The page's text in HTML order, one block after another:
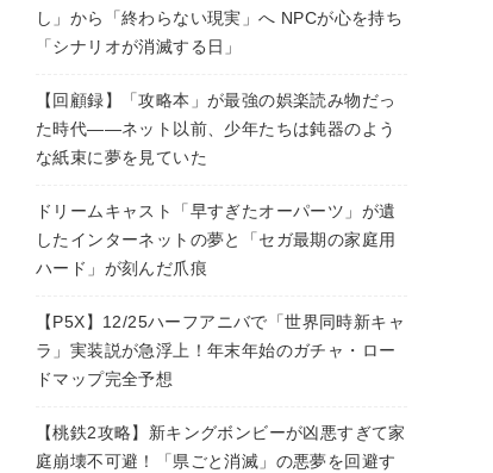
し」から「終わらない現実」へ NPCが心を持ち
「シナリオが消滅する日」
【回顧録】「攻略本」が最強の娯楽読み物だっ
た時代――ネット以前、少年たちは鈍器のよう
な紙束に夢を見ていた
ドリームキャスト「早すぎたオーパーツ」が遺
したインターネットの夢と「セガ最期の家庭用
ハード」が刻んだ爪痕
【P5X】12/25ハーフアニバで「世界同時新キャ
ラ」実装説が急浮上！年末年始のガチャ・ロー
ドマップ完全予想
【桃鉄2攻略】新キングボンビーが凶悪すぎて家
庭崩壊不可避！「県ごと消滅」の悪夢を回避す